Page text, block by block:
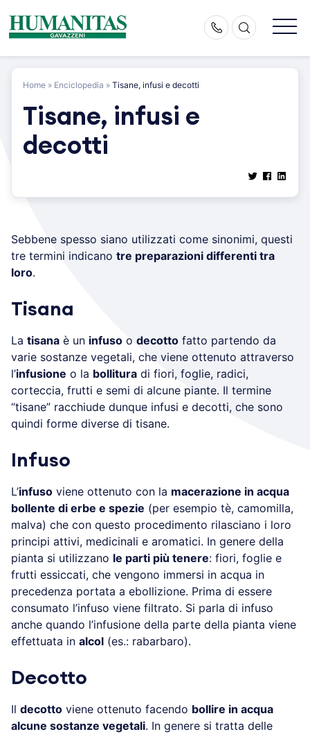
content
Home » Enciclopedia » Tisane, infusi e decotti
Tisane, infusi e
decotti
Sebbene spesso siano utilizzati come sinonimi, questi
tre termini indicano tre preparazioni differenti tra
loro.
Tisana
La tisana è un infuso o decotto fatto partendo da
varie sostanze vegetali, che viene ottenuto attraverso
l’infusione o la bollitura di fiori, foglie, radici,
corteccia, frutti e semi di alcune piante. Il termine
“tisane” racchiude dunque infusi e decotti, che sono
quindi forme diverse di tisane.
Infuso
L’infuso viene ottenuto con la macerazione in acqua
bollente di erbe e spezie (per esempio tè, camomilla,
malva) che con questo procedimento rilasciano i loro
principi attivi, medicinali e aromatici. In genere della
pianta si utilizzano le parti più tenere: fiori, foglie e
frutti essiccati, che vengono immersi in acqua in
precedenza portata a ebollizione. Prima di essere
consumato l’infuso viene filtrato. Si parla di infuso
anche quando l’infusione della parte della pianta viene
effettuata in alcol (es.: rabarbaro).
Decotto
Il decotto viene ottenuto facendo bollire in acqua
alcune sostanze vegetali. In genere si tratta delle